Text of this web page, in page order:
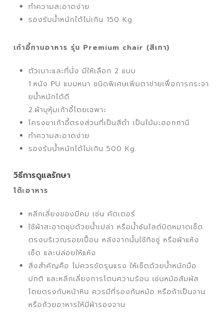
ทำความสะอาดง่าย
รองรับน้ำหนักได้ไม่เกิน 150 Kg.
เก้าอี้ทานอาหาร รุ่น Premium chair (สีเทา)
ตัวเบาะและที่นั่ง มีให้เลือก 2 แบบ
1.หนัง PU แบบหนา ชนิดพิเศษเพิ่มตาข่ายเพื่อการกระจา
ยน้ำหนักได้ดี
2.ผ้าบุหุ้มเก้าอี้โดยเฉพาะ
โครงขาเก้าอี้ตรงส่วนที่เป็นสีดำ เป็นไม้มะฮอกกานี
ทำความสะอาดง่าย
รองรับน้ำหนักได้ไม่เกิน 500 Kg.
วิธีการดูแลรักษา
โต๊ะอาหาร
หลีกเลี่ยงของมีคม เช่น คัตเตอร์
ใช้ผ้าสะอาดชุบด้วยน้ำเปล่า หรือน้ำซันไลต์บิดหมาดเช็ด
ตรงบริเวณรอยเปื้อน หลังจากนั้นใช้ทิชชู่ หรือผ้าแห้ง
เช็ด และปล่อยให้แห้ง
สิ่งสำคัญคือ ไม่ควรขัดรุนแรง ให้เช็ดด้วยน้ำหนักมือ
ปกติ และหลีกเลี่ยงการโดนความร้อน เช่นหม้อสัมผัส
โดยตรงกับหน้าหิน ควรมีที่รองก้นหม้อ หรือถ้าเป็นจาน
หรือถ้วยอาหารให้มีผ้ารองจาน